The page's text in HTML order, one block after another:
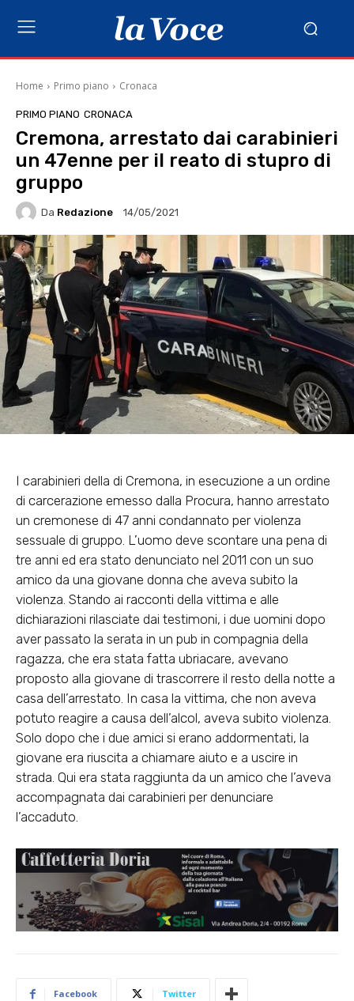
Home Primo piano Cronaca
PRIMO PIANO CRONACA
Cremona, arrestato dai carabinieri
un 47enne per il reato di stupro di
gruppo
Da Redazione 14/05/2021
I carabinieri della di Cremona, in esecuzione a un ordine
di carcerazione emesso dalla Procura, hanno arrestato
un cremonese di 47 anni condannato per violenza
sessuale di gruppo. L’uomo deve scontare una pena di
tre anni ed era stato denunciato nel 2011 con un suo
amico da una giovane donna che aveva subito la
violenza. Stando ai racconti della vittima e alle
dichiarazioni rilasciate dai testimoni, i due uomini dopo
aver passato la serata in un pub in compagnia della
ragazza, che era stata fatta ubriacare, avevano
proposto alla giovane di trascorrere il resto della notte a
casa dell’arrestato. In casa la vittima, che non aveva
potuto reagire a causa dell’alcol, aveva subito violenza.
Solo dopo che i due amici si erano addormentati, la
giovane era riuscita a chiamare aiuto e a uscire in
strada. Qui era stata raggiunta da un amico che l’aveva
accompagnata dai carabinieri per denunciare
l’accaduto.
Facebook Twitter